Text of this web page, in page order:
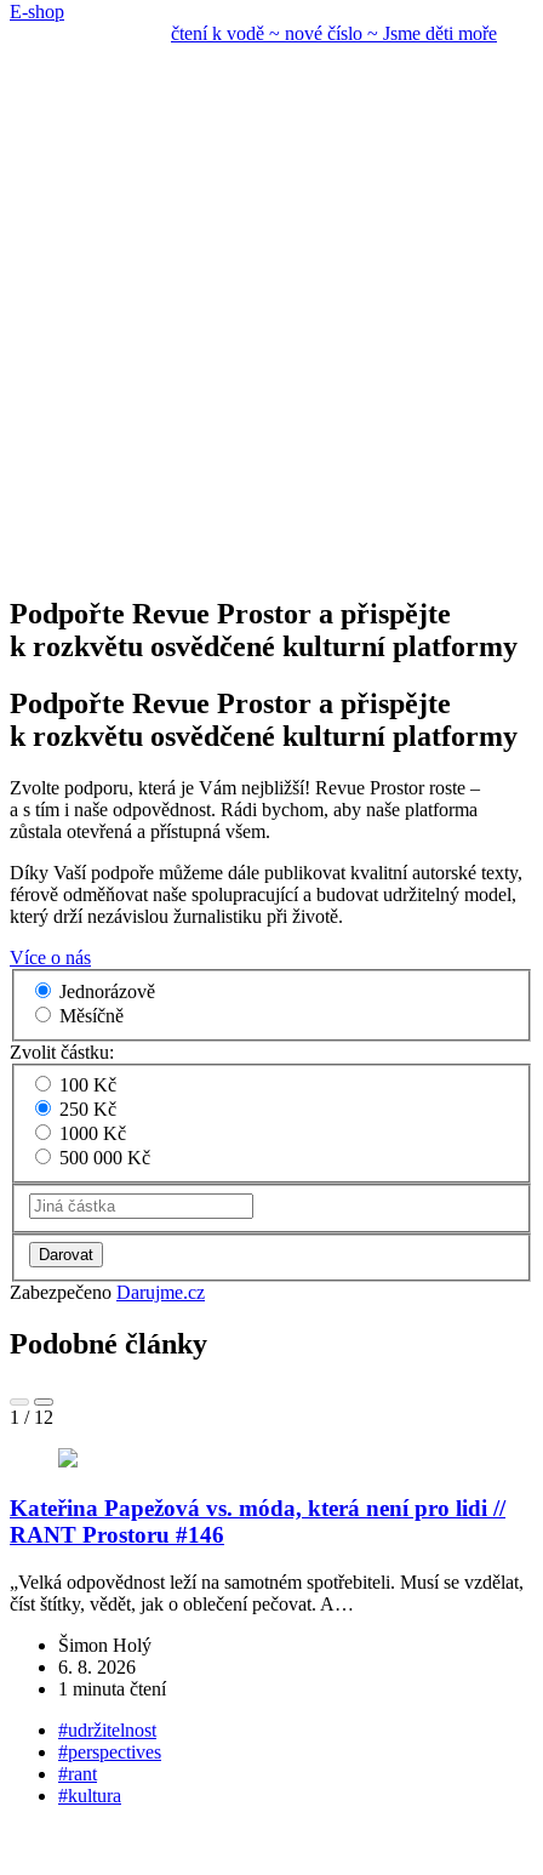
E-shop
čtení k vodě ~ novéčíslo ~ Jsme děti moře
Podpořte Revue Prostor a přispějte
k rozkvětu osvědčené kulturní platformy
Podpořte Revue Prostor a přispějte
k rozkvětu osvědčené kulturní platformy
Zvolte podporu, která je Vám nejbližší! Revue Prostor roste –
a s tím i naše odpovědnost. Rádi bychom, aby naše platforma
zůstala otevřená a přístupná všem.
Díky Vaší podpoře můžeme dále publikovat kvalitní autorské texty,
férově odměňovat naše spolupracující a budovat udržitelný model,
který drží nezávislou žurnalistiku při životě.
Více o nás
Jednorázově
Měsíčně
Zvolit částku:
100 Kč
250 Kč
1000 Kč
500 000 Kč
Zabezpečeno Darujme.cz
Podobné články
1 / 12
Kateřina Papežová vs. móda, která není pro lidi //
RANT Prostoru #146
„Velká odpovědnost leží na samotném spotřebiteli. Musí se vzdělat,
číst štítky, vědět, jak o oblečení pečovat. A…
Šimon Holý
6. 8. 2026
1 minuta čtení
#udržitelnost
#perspectives
#rant
#kultura